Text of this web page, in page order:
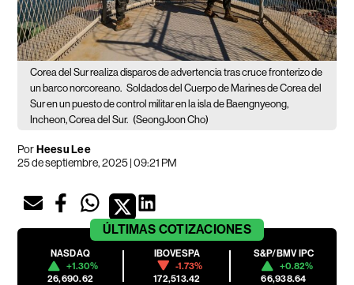
Corea del Sur realiza disparos de advertencia tras cruce fronterizo de
un barco norcoreano. Soldados del Cuerpo de Marines de Corea del
Sur en un puesto de control militar en la isla de Baengnyeong,
Incheon, Corea del Sur. (SeongJoon Cho)
PorHeesu Lee
25 de septiembre, 2025 | 09:21 PM
ÚLTIMAS COTIZACIONES
NASDAQ
+1.30%
26,690.62
IBOVESPA
-1.73%
172,513.42
S&P/BMV IPC
+0.82%
66,938.64